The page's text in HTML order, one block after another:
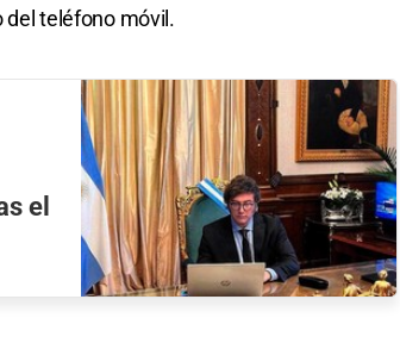
del teléfono móvil.
el